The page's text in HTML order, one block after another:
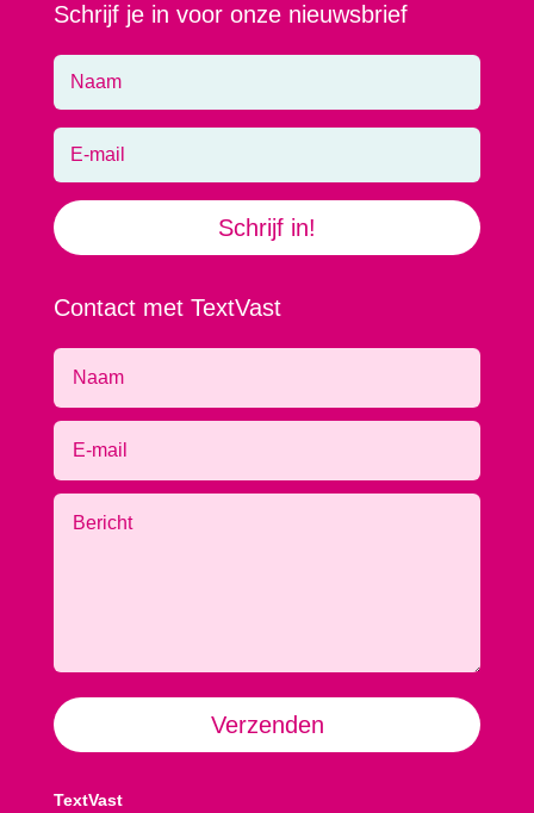
Schrijf je in voor onze nieuwsbrief
Schrijf in!
Contact met TextVast
Verzenden
Alternative:
TextVast